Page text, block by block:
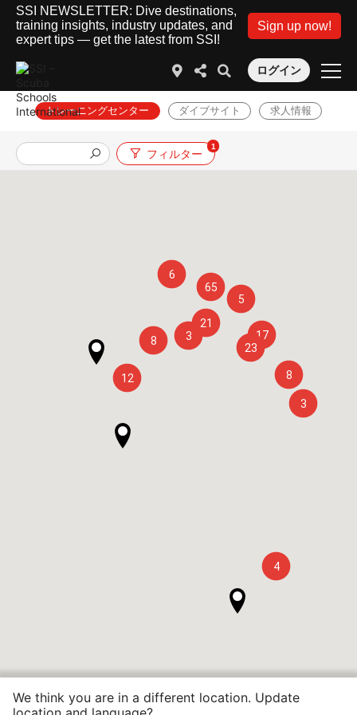
SSI NEWSLETTER: Dive destinations,
training insights, industry updates, and
expert tips — get the latest from SSI!
Sign up now!
ログイン
トレーニングセンター ダイブサイト 求人情報
フィルター
1
6
65
5
21
8
17
3
23
8
12
3
4
We think you are in a different location. Update